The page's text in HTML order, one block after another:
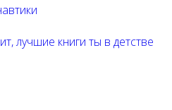
лучшие книги ты в детстве